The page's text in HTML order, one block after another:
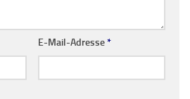
E-Mail-Adresse*